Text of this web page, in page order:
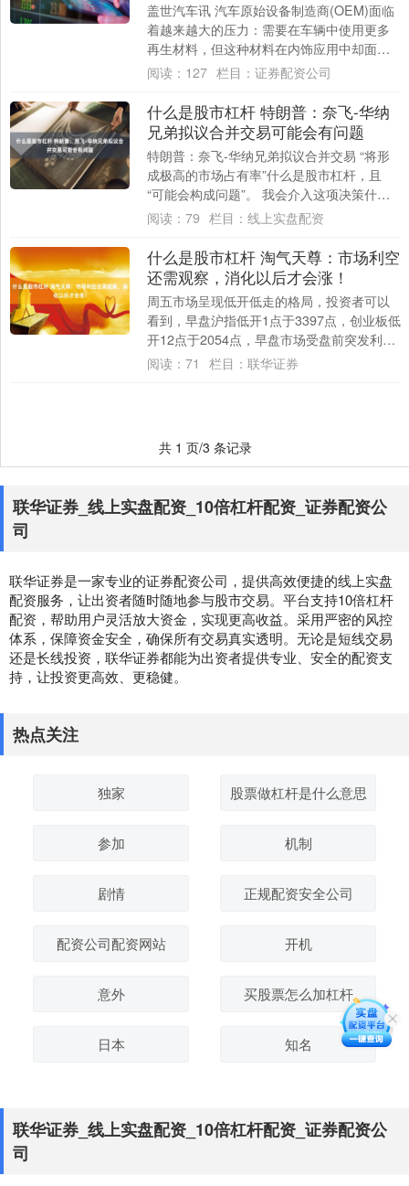
盖世汽车讯 汽车原始设备制造商(OEM)面临
着越来越大的压力：需要在车辆中使用更多
再生材料，但这种材料在内饰应用中却面临
挑战。传统的含再生材料的聚丙烯(poly....
阅读： 127 栏目： 证券配资公司
什么是股市杠杆 特朗普：奈飞-华纳
兄弟拟议合并交易可能会有问题
特朗普：奈飞-华纳兄弟拟议合并交易 “将形
成极高的市场占有率”什么是股市杠杆，且
“可能会构成问题”。 我会介入这项决策什么
是股市杠杆，它们的市场份额已经相当庞....
阅读： 79 栏目： 线上实盘配资
什么是股市杠杆 淘气天尊：市场利空
还需观察，消化以后才会涨！
周五市场呈现低开低走的格局，投资者可以
看到，早盘沪指低开1点于3397点，创业板低
开12点于2054点，早盘市场受盘前突发利空
影响而低开，低开以后市场缓慢探低，....
阅读： 71 栏目： 联华证券
共 1 页/3 条记录
联华证券_线上实盘配资_10倍杠杆配资_证券配资公
司
联华证券是一家专业的证券配资公司，提供高效便捷的线上实盘
配资服务，让出资者随时随地参与股市交易。平台支持10倍杠杆
配资，帮助用户灵活放大资金，实现更高收益。采用严密的风控
体系，保障资金安全，确保所有交易真实透明。无论是短线交易
还是长线投资，联华证券都能为出资者提供专业、安全的配资支
持，让投资更高效、更稳健。
热点关注
独家 股票做杠杆是什么意思
参加 机制
剧情 正规配资安全公司
配资公司配资网站 开机
意外 买股票怎么加杠杆
日本 知名
联华证券_线上实盘配资_10倍杠杆配资_证券配资公
司